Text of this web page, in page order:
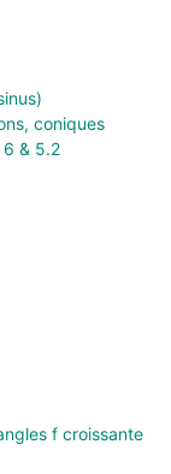
coniques
& 5.2
f croissante